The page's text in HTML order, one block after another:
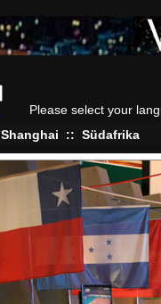
Please select your
Shanghai :: Südafrika